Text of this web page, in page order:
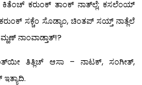
ಕಿತೆಂಚ್ ಕರುಂಕ್ ತಾಂಕ್ ನಾತ್‍ಲ್ಲೆ; ಕಸಲೆಂಯ್
ಸಕ್ಚೆಂ ಸೊಡ್ಯಾಂ, ಚಿಂತಪ್ ಸಯ್ತ್ ನಾತ್ಲೆಲೆ
ನಾಂವಾಡ್ತಾತ್!?
ತಿತ್ಲಿಚ್ ಆಸಾ – ನಾಟಕ್, ಸಂಗೀತ್,